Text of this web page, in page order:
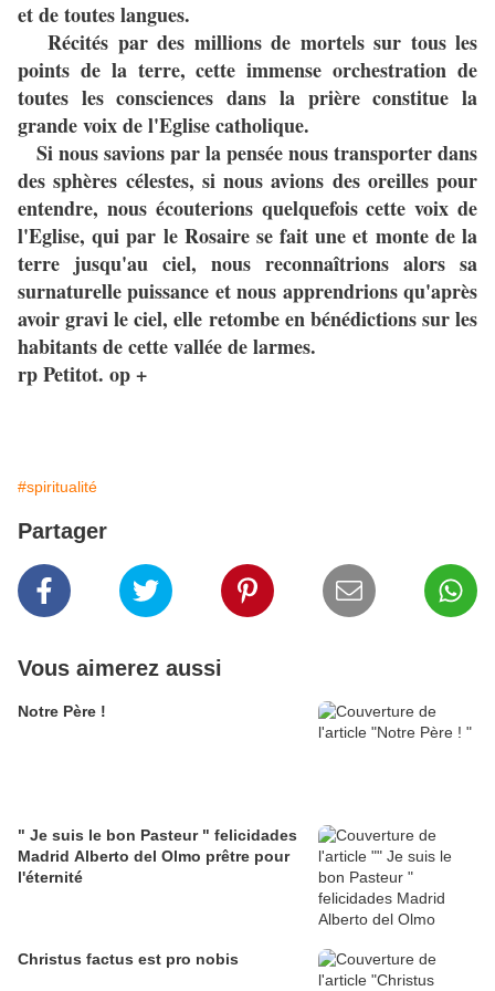
et de toutes langues.
Récités par des millions de mortels sur tous les
points de la terre, cette immense orchestration de
toutes les consciences dans la prière constitue la
grande voix de l'Eglise catholique.
Si nous savions par la pensée nous transporter dans
des sphères célestes, si nous avions des oreilles pour
entendre, nous écouterions quelquefois cette voix de
l'Eglise, qui par le Rosaire se fait une et monte de la
terre jusqu'au ciel, nous reconnaîtrions alors sa
surnaturelle puissance et nous apprendrions qu'après
avoir gravi le ciel, elle retombe en bénédictions sur les
habitants de cette vallée de larmes.
rp Petitot. op +
#spiritualité
Partager
Vous aimerez aussi
Notre Père !
" Je suis le bon Pasteur " felicidades
Madrid Alberto del Olmo prêtre pour
l'éternité
Christus factus est pro nobis